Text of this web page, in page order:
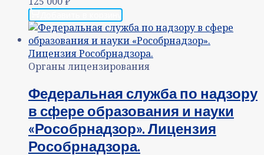
Органы лицензирования
Федеральная служба по надзору
в сфере образования и науки
«Рособрнадзор». Лицензия
Рособрнадзора.